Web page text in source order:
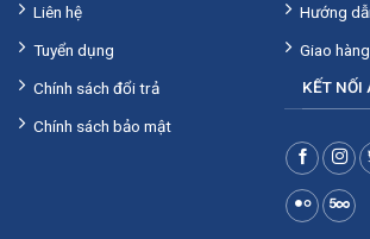
Liên hệ
Tuyển dụng
Chính sách đổi trả
Chính sách bảo mật
Hướng
Giao
KẾT NỐI